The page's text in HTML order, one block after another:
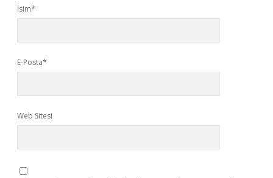
İsim*
E-Posta*
Web Sitesi